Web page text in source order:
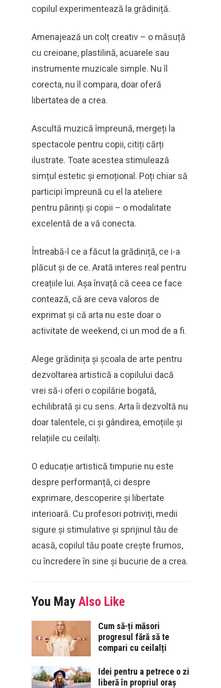
copilul experimentează la grădiniță.
Amenajează un colț creativ – o măsuță
cu creioane, plastilină, acuarele sau
instrumente muzicale simple. Nu îl
corecta, nu îl compara, doar oferă
libertatea de a crea.
Ascultă muzică împreună, mergeți la
spectacole pentru copii, citiți cărți
ilustrate. Toate acestea stimulează
simțul estetic și emoțional. Poți chiar să
participi împreună cu el la ateliere
pentru părinți și copii – o modalitate
excelentă de a vă conecta.
Întreabă-l ce a făcut la grădiniță, ce i-a
plăcut și de ce. Arată interes real pentru
creațiile lui. Așa învață că ceea ce face
contează, că are ceva valoros de
exprimat și că arta nu este doar o
activitate de weekend, ci un mod de a fi.
Alege grădinița și școala de arte pentru
dezvoltarea artistică a copilului dacă
vrei să-i oferi o copilărie bogată,
echilibrată și cu sens. Arta îi dezvoltă nu
doar talentele, ci și gândirea, emoțiile și
relațiile cu ceilalți.
O educație artistică timpurie nu este
despre performanță, ci despre
exprimare, descoperire și libertate
interioară. Cu profesori potriviți, medii
sigure și stimulative și sprijinul tău de
acasă, copilul tău poate crește frumos,
cu încredere în sine și bucurie de a crea.
You May Also Like
Cum să-ți măsori
progresul fără să te
compari cu ceilalți
Idei pentru a petrece o zi
liberă în propriul oraș